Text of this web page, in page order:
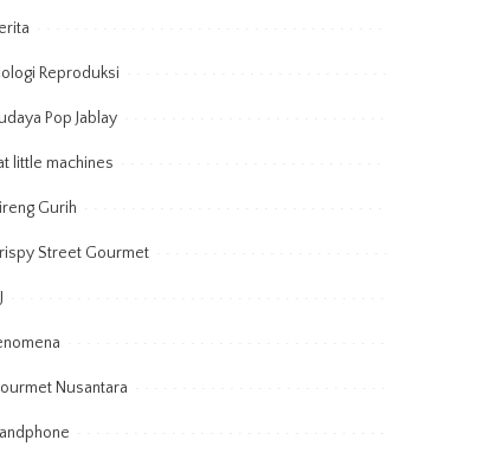
Reproduksi
Pop Jablay
little machines
Gurih
Street Gourmet
Nusantara